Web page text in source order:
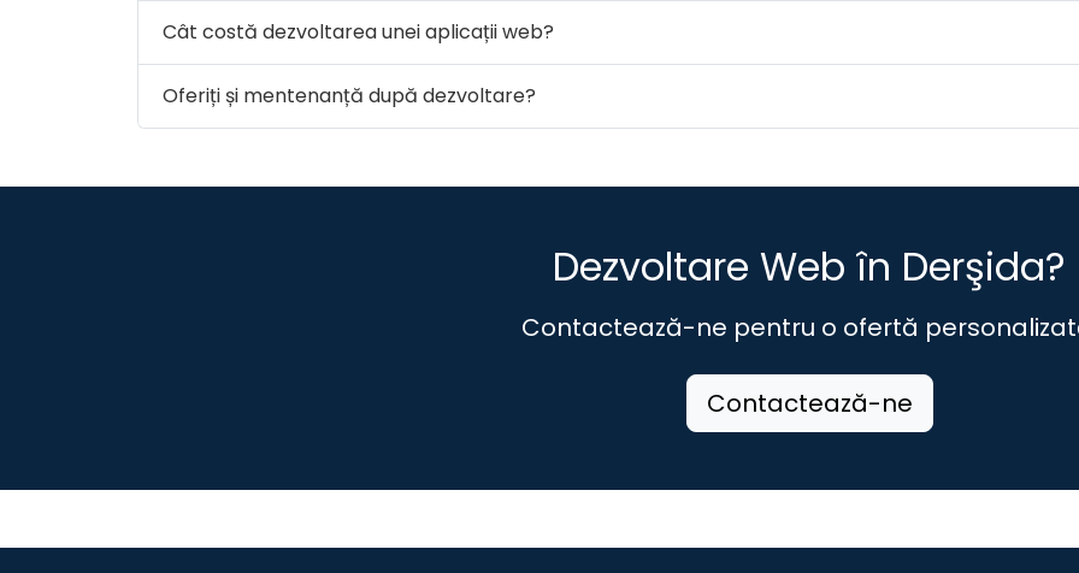
Cât costă dezvoltarea unei aplicații web?
Oferiți și mentenanță după dezvoltare?
Dezvoltare Web în Derşida?
Contactează-ne pentru o ofertă
Contactează-ne